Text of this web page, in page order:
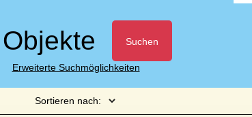
Suchen
Erweiterte Suchmöglichkeiten
Sortieren nach: